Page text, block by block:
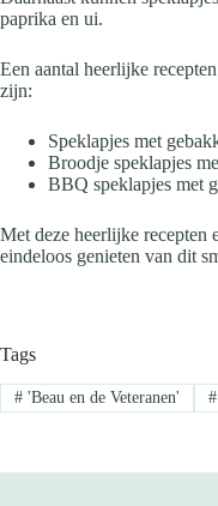
paprika en ui.
Een aantal heerlijke
zijn:
Speklapjes met
Broodje speklapjes
BBQ speklapjes met
Met deze heerlijke recepten
eindeloos genieten van dit
Tags
#'Beau en de Veteranen' #